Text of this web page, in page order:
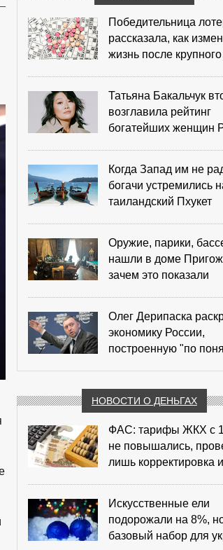
Победительница
рассказала, как
жизнь после крупного
Татьяна Бакальчук
возглавила рейтинг
богатейших женщин
Когда Запад им не
богачи устремились
таиландский Пхукет
Оружие, парики,
нашли в доме
зачем это показали
Олег Дерипаска
экономику России,
построенную "по
НОВОСТИ О ДЕНЬГАХ
ФАС: тарифы ЖКХ с
не повышались,
лишь корректировка
Искусственные ели
подорожали на 8%,
базовый набор для